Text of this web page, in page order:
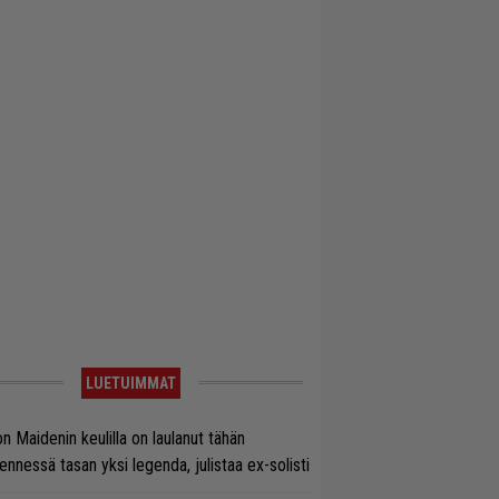
LUETUIMMAT
Maidenin keulilla on laulanut tähän
tasan yksi legenda, julistaa ex-solisti